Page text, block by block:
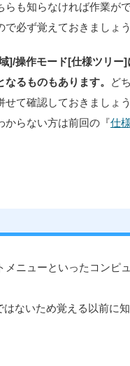
らも知らなければ作業が
必ず覚えておきましょう
]/操作モード[仕様ツリー
るものもあります。
ど
せて確認しておきましょう
からない方は前回の『仕
メニューといったコンピ
はないため覚える以前に